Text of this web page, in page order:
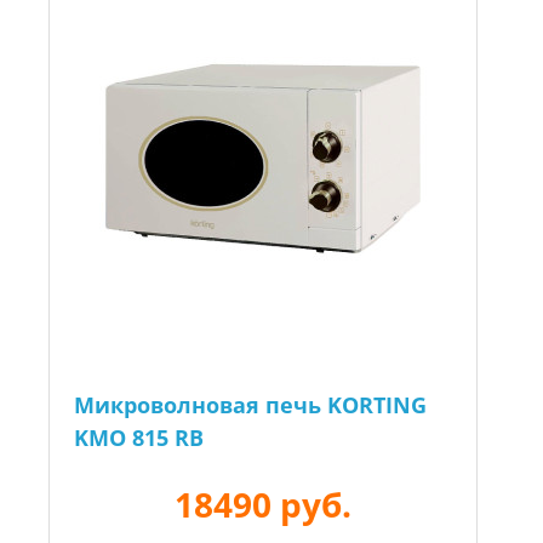
Микроволновая печь KORTING
KMO 815 RB
18490 руб.